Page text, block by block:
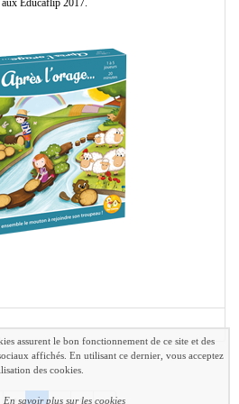
Educaflip 2017.
assurent le bon fonctionnement de ce site et des
affichés. En utilisant ce dernier, vous acceptez
des cookies.
En savoir plus sur les cookies